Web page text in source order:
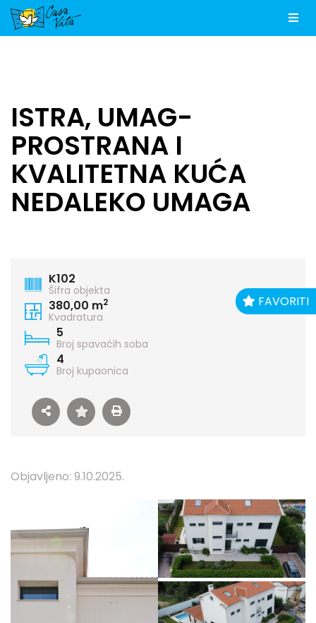
FAVORITI
ISTRA, UMAG-
PROSTRANA I
KVALITETNA KUĆA
NEDALEKO UMAGA
K102
Šifra objekta
380,00 m2
Kvadratura
5
Broj spavaćih soba
4
Broj kupaonica
Objavljeno: 9.10.2025.